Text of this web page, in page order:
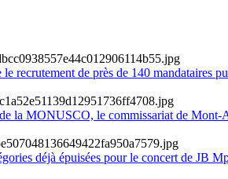
recrutement de près de 140 mandataires
la MONUSCO, le commissariat de Mont-
déjà épuisées pour le concert de JB